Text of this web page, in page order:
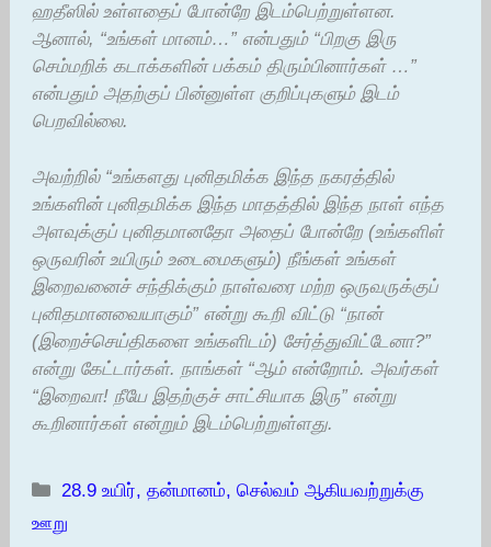
ஹதீஸில் உள்ளதைப் போன்றே இடம்பெற்றுள்ளன.
ஆனால், “உங்கள் மானம்…” என்பதும் “பிறகு இரு
செம்மறிக் கடாக்களின் பக்கம் திரும்பினார்கள் …”
என்பதும் அதற்குப் பின்னுள்ள குறிப்புகளும் இடம்
பெறவில்லை.
அவற்றில் “உங்களது புனிதமிக்க இந்த நகரத்தில்
உங்களின் புனிதமிக்க இந்த மாதத்தில் இந்த நாள் எந்த
அளவுக்குப் புனிதமானதோ அதைப் போன்றே (உங்களிள்
ஒருவரின் உயிரும் உடைமைகளும்) நீங்கள் உங்கள்
இறைவனைச் சந்திக்கும் நாள்வரை மற்ற ஒருவருக்குப்
புனிதமானவையாகும்” என்று கூறி விட்டு “நான்
(இறைச்செய்திகளை உங்களிடம்) சேர்த்துவிட்டேனா?”
என்று கேட்டார்கள். நாங்கள் “ஆம் என்றோம். அவர்கள்
“இறைவா! நீயே இதற்குச் சாட்சியாக இரு” என்று
கூறினார்கள் என்றும் இடம்பெற்றுள்ளது.
Categories
28.9 உயிர், தன்மானம், செல்வம் ஆகியவற்றுக்கு
ஊறு